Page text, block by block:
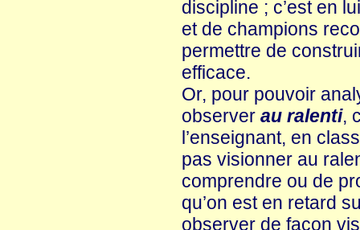
discipline ; c’est en
et de champions
permettre de
efficace.
Or, pour pouvoir
observer au ralenti,
l’enseignant, en
pas visionner au
comprendre ou de
qu’on est en retard
observer de façon